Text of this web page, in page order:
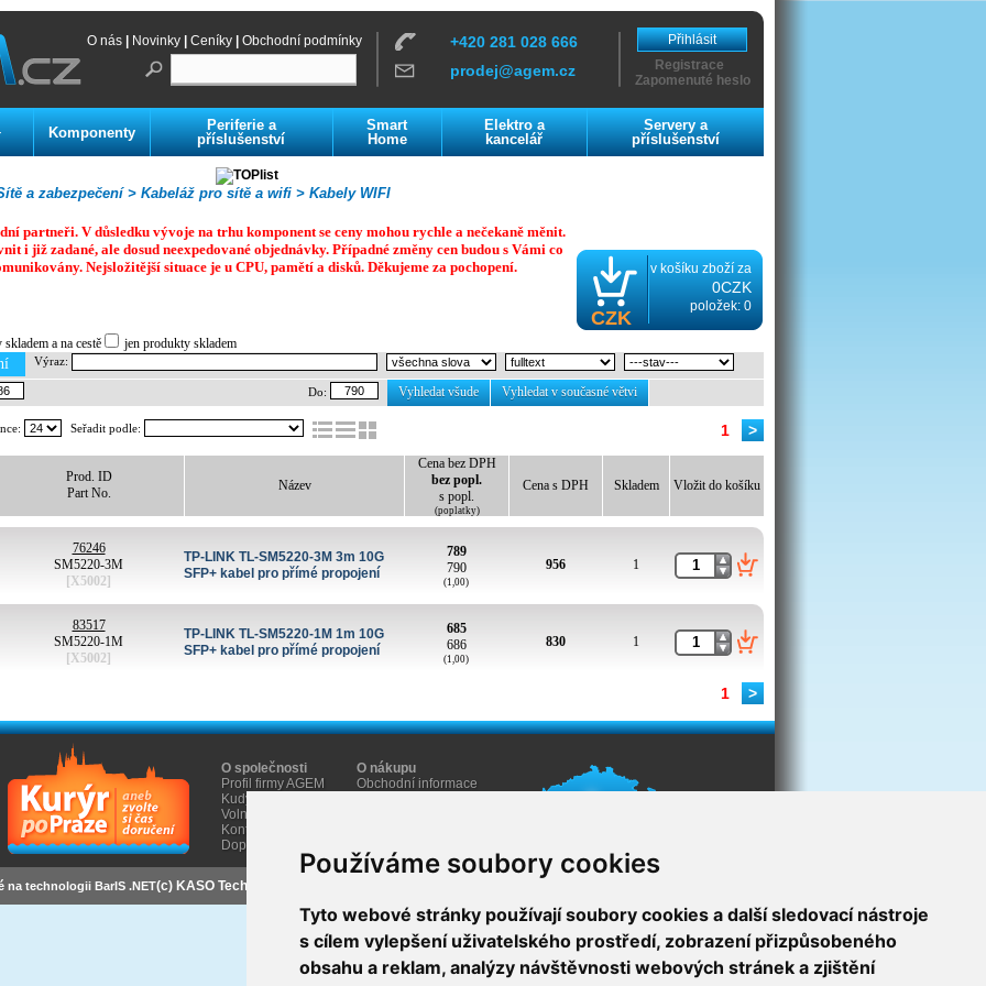
Používáme soubory cookies
Tyto webové stránky používají soubory cookies a další sledovací nástroje
s cílem vylepšení uživatelského prostředí, zobrazení přizpůsobeného
obsahu a reklam, analýzy návštěvnosti webových stránek a zjištění
O nás Novinky Ceníky Obchodní podmínky
+420 281 028 666
prodej@agem.cz
Přihlásit
Registrace
Zapomenuté heslo
Komponenty
Periferie a
příslušenství
Smart
Home
Elektro a
kancelář
Servery a
příslušenství
Kabely WIFI
Kabeláž pro sítě a wifi >
a zabezpečení >
partneři. V důsledku vývoje na trhu komponent se ceny mohou rychle a nečekaně měnit.
i již zadané, ale dosud neexpedované objednávky. Případné změny cen budou s Vámi co
Nejsložitější situace je u CPU, pamětí a disků. Děkujeme za pochopení.
a na cestě jen produkty skladem
CZK
v košíku zboží za
0CZK
položek: 0
Výraz:
Do: Vyhledat v současné větvi
Vyhledat všude
Seřadit podle: >
1
Prod. ID
Part No.
Název
Cena bez DPH
bez popl.
s popl.
(poplatky)
Cena s DPH Skladem Vložit do košíku
76246
SM5220-3M
[X5002]
TP-LINK TL-SM5220-3M 3m 10G
SFP+ kabel pro přímé propojení
789
790
(1,00)
956 1
83517
SM5220-1M
[X5002]
TP-LINK TL-SM5220-1M 1m 10G
SFP+ kabel pro přímé propojení
685
686
(1,00)
830 1
>
1
O společnosti
Profil firmy AGEM
Kudy k nám
Volná místa
Kontakty
Doprava
O nákupu
Obchodní informace
na technologii BarIS .NET(c) KASO Technologies s.r.o